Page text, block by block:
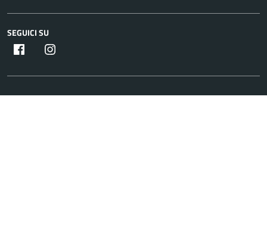
SEGUICI SU
Facebook